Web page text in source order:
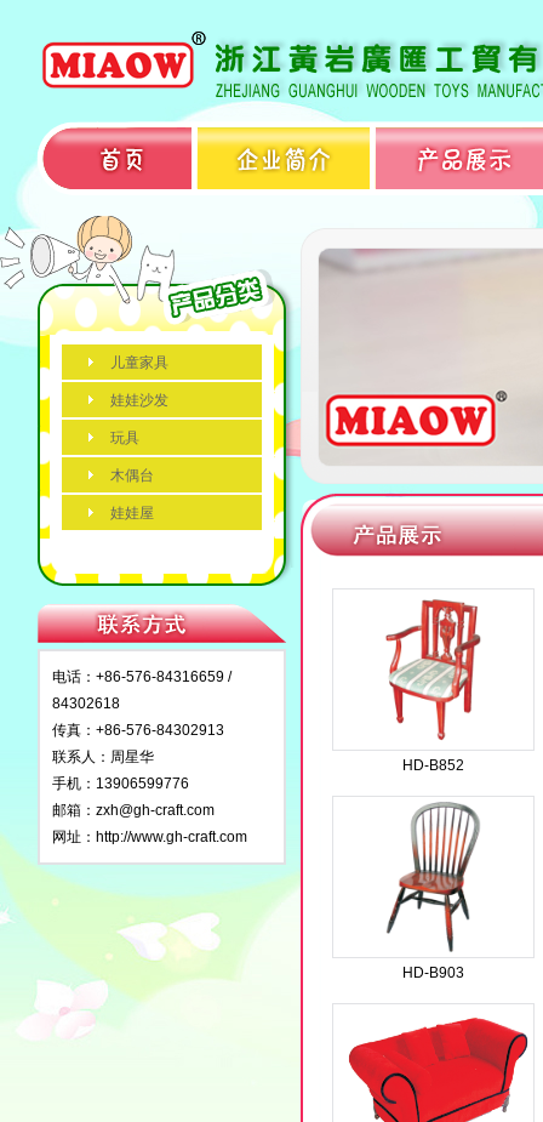
儿童家具
娃娃沙发
玩具
木偶台
娃娃屋
电话：+86-576-84316659 /
84302618
传真：+86-576-84302913
联系人：周星华
手机：13906599776
邮箱： zxh@gh-craft.com
网址： http://www.gh-craft.com
HD-B852
HD-B903